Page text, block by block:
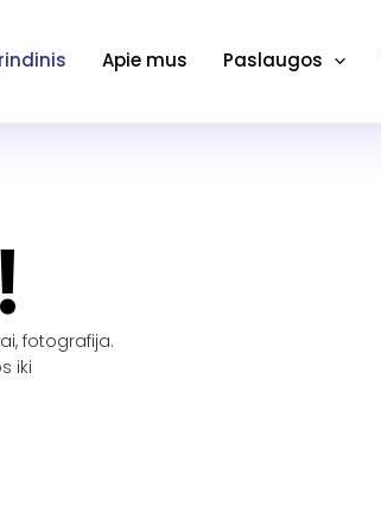
Apie mus Paslaugos
fotografija.
iki